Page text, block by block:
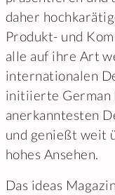
daher
Produkt- und
alle auf ihre Art
internationalen
initiierte German
anerkanntesten
und genießt weit
hohes Ansehen.
Das ideas